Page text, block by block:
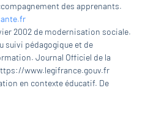
des apprenants.
2002 de modernisation sociale.
suivi pédagogique et de
Journal Officiel de la
www.legifrance.gouv.fr
en contexte éducatif. De